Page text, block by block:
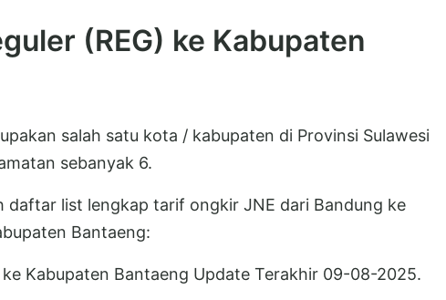
(REG) ke Kabupaten
salah satu kota / kabupaten di Provinsi Sulawesi
sebanyak 6.
daftar list lengkap tarif ongkir JNE dari Bandung ke
Bantaeng:
Kabupaten Bantaeng Update Terakhir 09-08-2025.